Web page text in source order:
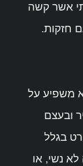
אשר קשה
חזקות.
משפיע על
ובעצם
בגלל
נשי, או